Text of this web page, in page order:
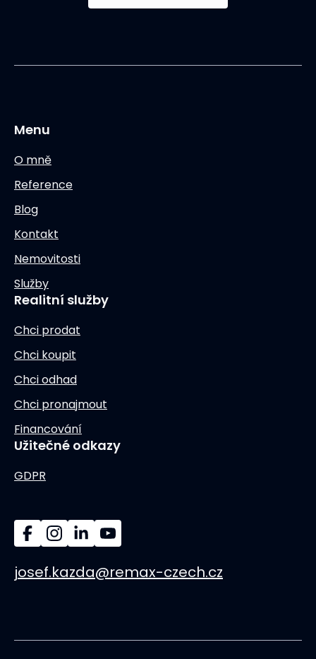
Menu
O mně
Reference
Blog
Kontakt
Nemovitosti
Služby
Realitní služby
Chci prodat
Chci koupit
Chci odhad
Chci pronajmout
Financování
Užitečné odkazy
GDPR
josef.kazda@remax-czech.cz